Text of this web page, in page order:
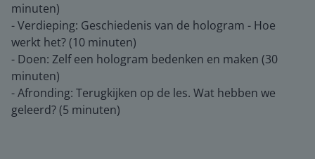
minuten)
- Verdieping: Geschiedenis van de hologram - Hoe
werkt het? (10 minuten)
- Doen: Zelf een hologram bedenken en maken (30
minuten)
- Afronding: Terugkijken op de les. Wat hebben we
geleerd? (5 minuten)